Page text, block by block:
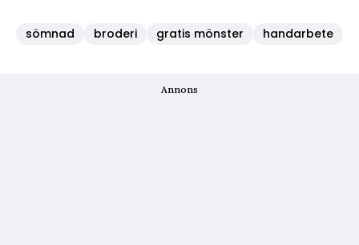
sömnad broderi gratis mönster handarbete
Annons